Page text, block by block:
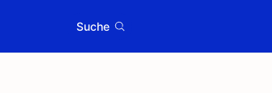
Suche